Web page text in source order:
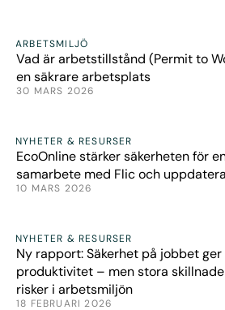
ARBETSMILJÖ
Vad är arbetstillstånd (Permit to
en säkrare arbetsplats
30 MARS 2026
NYHETER & RESURSER
EcoOnline stärker säkerheten för
samarbete med Flic och
10 MARS 2026
NYHETER & RESURSER
Ny rapport: Säkerhet på jobbet ger
produktivitet – men stora
risker i arbetsmiljön
18 FEBRUARI 2026